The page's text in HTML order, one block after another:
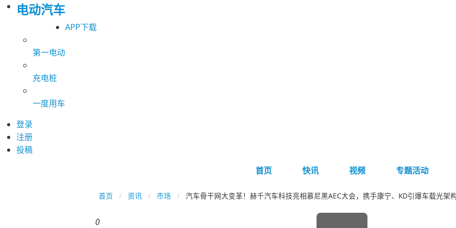
电动汽车
APP下载
第一电动
充电桩
一度用车
登录
注册
投稿
首页
快讯 视频 专题活动
首页 资讯 市场 汽车骨干网大变革！赫千汽车科技亮相慕尼黑AEC大会，携手康宁、KD引爆车载光架
0